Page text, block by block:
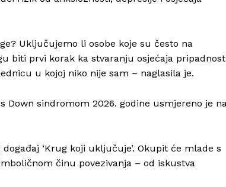
Uključujemo li osobe koje su često na
biti prvi korak ka stvaranju osjećaja
u kojoj niko nije sam – naglasila je.
Down sindromom 2026. godine usmjereno je
‘Krug koji uključuje’. Okupit će mlade s
činu povezivanja – od iskustva